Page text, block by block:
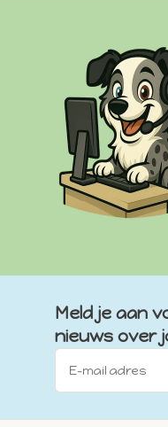
Meld je aan
nieuws over